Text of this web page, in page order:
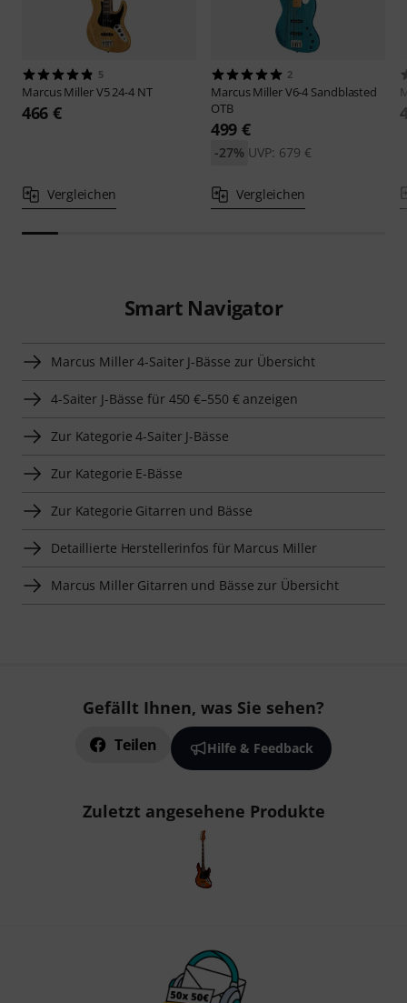
5
Marcus MillerV5 24-4 NT
466 €
Vergleichen
2
Marcus MillerV6-4 Sandblasted
OTB
499 €
UVP: 679 €
-27%
Vergleichen
Smart Navigator
Marcus Miller 4-Saiter J-Bässe zur Übersicht
4-Saiter J-Bässe für 450 €–550 € anzeigen
Zur Kategorie 4-Saiter J-Bässe
Zur Kategorie E-Bässe
Zur Kategorie Gitarren und Bässe
Detaillierte Herstellerinfos für Marcus Miller
Marcus Miller Gitarren und Bässe zur Übersicht
Gefällt Ihnen, was Sie sehen?
Teilen Hilfe & Feedback
Zuletzt angesehene Produkte